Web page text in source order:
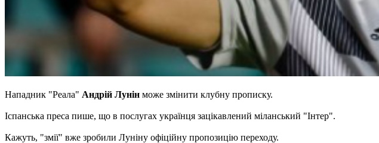
Нападник "Реала" Андрій Лунін може змінити клубну прописку.
Іспанська преса пише, що в послугах українця зацікавлений міланський "Інтер".
Кажуть, "змії" вже зробили Луніну офіційну пропозицію переходу.